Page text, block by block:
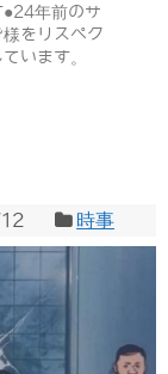
●24年前のサ
をリスペク
います。
時事